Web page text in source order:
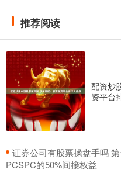
推荐阅读
配资炒
资平台
证券公司有股票操盘手吗
PCSPC的50%间接权益